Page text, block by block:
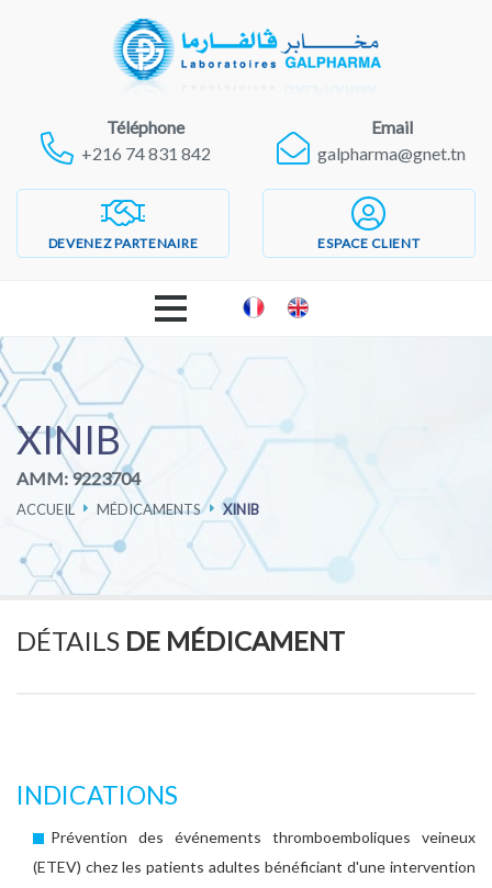
Téléphone
+216 74 831 842
Email
galpharma@gnet.tn
DEVENEZ PARTENAIRE ESPACE CLIENT
ACCUEIL
LABORATOIRES GALPHARMA
PRODUITS
PHARMACOVIGILANCE
XINIB
AMM: 9223704
ACCUEIL MÉDICAMENTS XINIB
DÉTAILS DE MÉDICAMENT
INDICATIONS
Prévention des événements thromboemboliques veineux
(ETEV) chez les patients adultes bénéficiant d'une intervention